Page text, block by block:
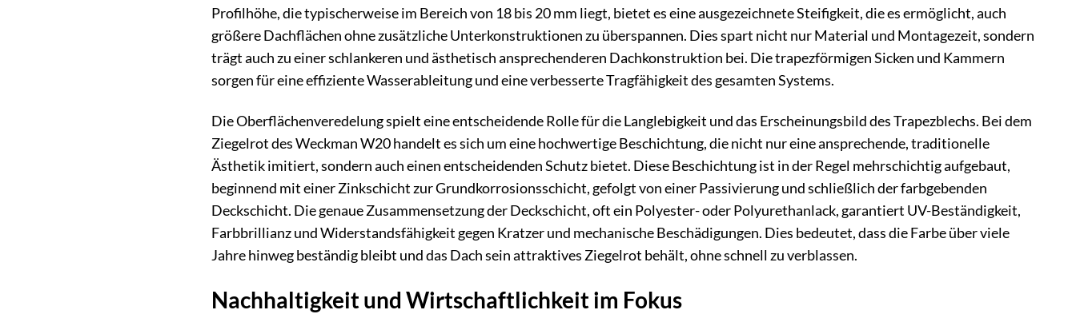
Profilhöhe, die typischerweise im Bereich von 18 bis 20 mm liegt, bietet es eine ausgezeichnete Steifigkeit, die es ermöglicht, auch
größere Dachflächen ohne zusätzliche Unterkonstruktionen zu überspannen. Dies spart nicht nur Material und Montagezeit, sondern
trägt auch zu einer schlankeren und ästhetisch ansprechenderen Dachkonstruktion bei. Die trapezförmigen Sicken und Kammern
sorgen für eine effiziente Wasserableitung und eine verbesserte Tragfähigkeit des gesamten Systems.
Die Oberflächenveredelung spielt eine entscheidende Rolle für die Langlebigkeit und das Erscheinungsbild des Trapezblechs. Bei dem
Ziegelrot des Weckman W20 handelt es sich um eine hochwertige Beschichtung, die nicht nur eine ansprechende, traditionelle
Ästhetik imitiert, sondern auch einen entscheidenden Schutz bietet. Diese Beschichtung ist in der Regel mehrschichtig aufgebaut,
beginnend mit einer Zinkschicht zur Grundkorrosionsschicht, gefolgt von einer Passivierung und schließlich der farbgebenden
Deckschicht. Die genaue Zusammensetzung der Deckschicht, oft ein Polyester- oder Polyurethanlack, garantiert UV-Beständigkeit,
Farbbrillianz und Widerstandsfähigkeit gegen Kratzer und mechanische Beschädigungen. Dies bedeutet, dass die Farbe über viele
Jahre hinweg beständig bleibt und das Dach sein attraktives Ziegelrot behält, ohne schnell zu verblassen.
Nachhaltigkeit und Wirtschaftlichkeit im Fokus